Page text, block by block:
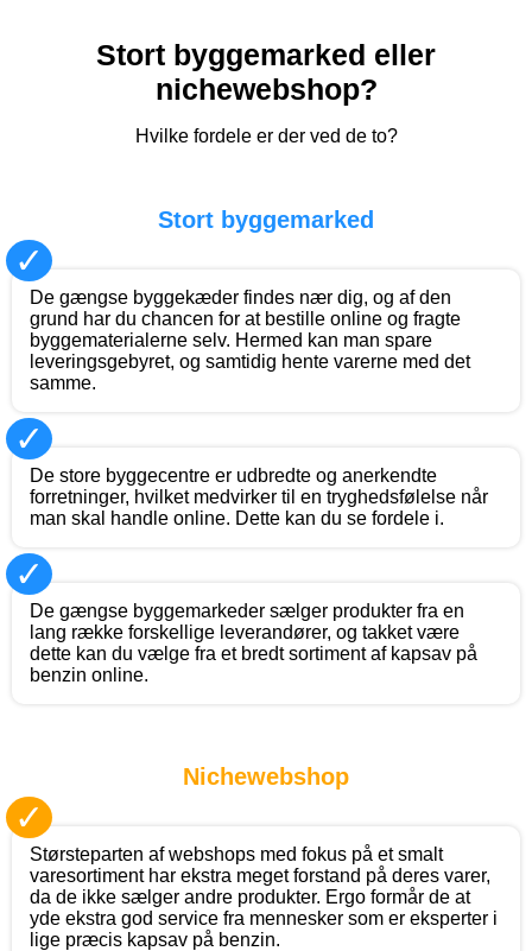
Stort byggemarked eller
nichewebshop?
Hvilke fordele er der ved de to?
Stort byggemarked
✓
De gængse byggekæder findes nær dig, og af den
grund har du chancen for at bestille online og fragte
byggematerialerne selv. Hermed kan man spare
leveringsgebyret, og samtidig hente varerne med det
samme.
✓
De store byggecentre er udbredte og anerkendte
forretninger, hvilket medvirker til en tryghedsfølelse når
man skal handle online. Dette kan du se fordele i.
✓
De gængse byggemarkeder sælger produkter fra en
lang række forskellige leverandører, og takket være
dette kan du vælge fra et bredt sortiment af kapsav på
benzin online.
Nichewebshop
✓
Størsteparten af webshops med fokus på et smalt
varesortiment har ekstra meget forstand på deres varer,
da de ikke sælger andre produkter. Ergo formår de at
yde ekstra god service fra mennesker som er eksperter i
lige præcis kapsav på benzin.